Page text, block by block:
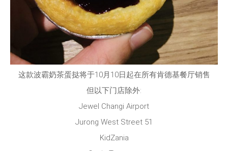
这款波霸奶茶蛋挞将于10月10日起在所有肯德基餐厅销售
但以下门店除外:
Jewel Changi Airport
Jurong West Street 51
KidZania